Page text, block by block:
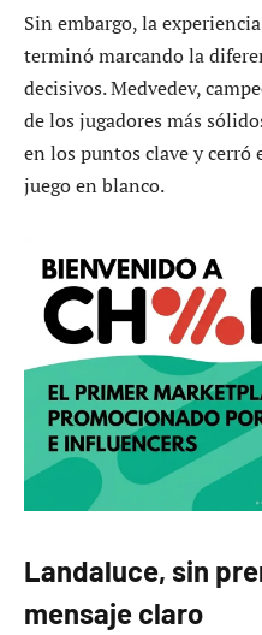
Sin embargo, la
terminó marcando la
decisivos. Medvedev,
de los jugadores más
en los puntos clave y
juego en blanco.
Landaluce, sin
mensaje claro